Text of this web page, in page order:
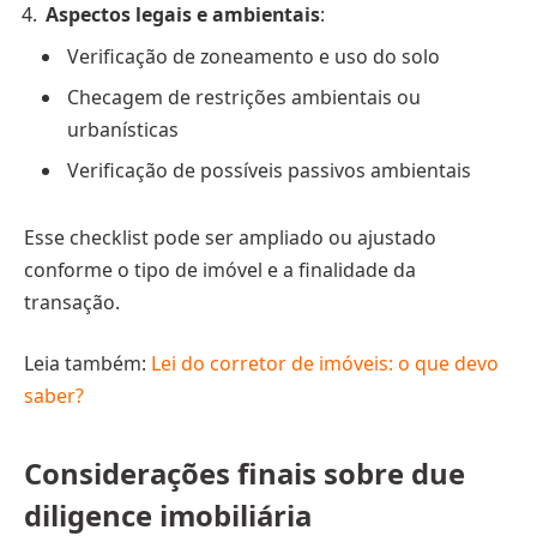
Aspectos legais e ambientais:
Verificação de zoneamento e uso do solo
Checagem de restrições ambientais ou
urbanísticas
Verificação de possíveis passivos ambientais
Esse checklist pode ser ampliado ou ajustado
conforme o tipo de imóvel e a finalidade da
transação.
Leia também: Lei do corretor de imóveis: o que devo
saber?
Considerações finais sobre due
diligence imobiliária